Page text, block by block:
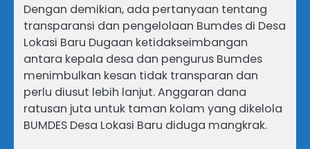
Dengan demikian, ada pertanyaan tentang
transparansi dan pengelolaan Bumdes di Desa
Lokasi Baru Dugaan ketidakseimbangan
antara kepala desa dan pengurus Bumdes
menimbulkan kesan tidak transparan dan
perlu diusut lebih lanjut. Anggaran dana
ratusan juta untuk taman kolam yang dikelola
BUMDES Desa Lokasi Baru diduga mangkrak.